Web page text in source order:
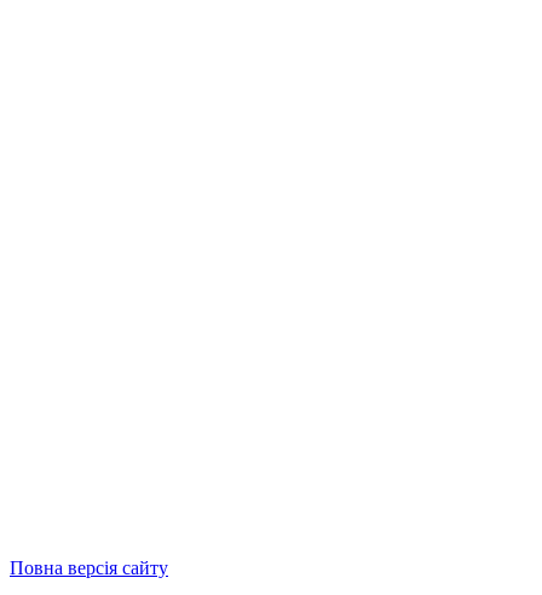
Повна версія сайту